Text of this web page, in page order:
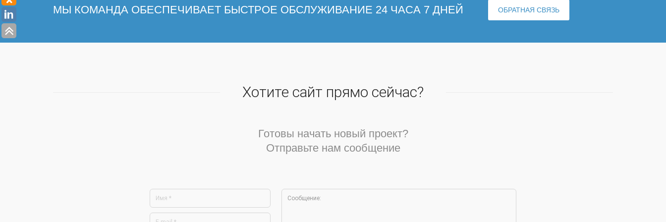
МЫ КОМАНДА ОБЕСПЕЧИВАЕТ БЫСТРОЕ ОБСЛУЖИВАНИЕ 24 ЧАСА 7 ДНЕЙ ОБРАТНАЯ СВЯЗЬ
Хотите сайт прямо сейчас?
Готовы начать новый проект?
Отправьте нам сообщение
*Это поле является обязательным поле
*Неправильный адрес электронной почты
*Это поле является обязательным поле